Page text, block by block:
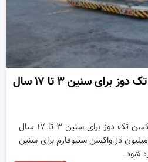
اولین محموله واکسن تک دوز برای سنین ۳ تا ۱۷ سال
: اولین محموله واکسن تک دوز برای سنین ۳ تا ۱۷ سال
وارد کشور شد! قرار است ۱۲ میلیون دز واکسن سینوفارم برای سنین